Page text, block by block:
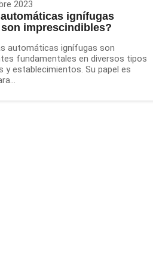
2023
ignífugas
imprescindibles?
automáticas ignífugas son
fundamentales en diversos tipos
y establecimientos. Su papel es